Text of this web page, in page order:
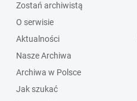
Zostań archiwistą
O serwisie
Aktualności
Nasze Archiwa
Archiwa w Polsce
Jak szukać